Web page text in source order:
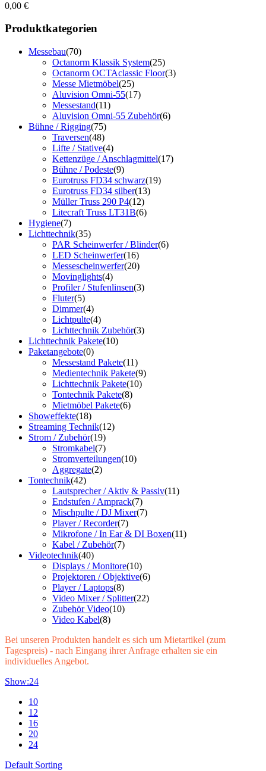
0,00 €
Produktkategorien
Messebau(70)
Octanorm Klassik System(25)
Octanorm OCTAclassic Floor(3)
Messe Mietmöbel(25)
Aluvision Omni-55(17)
Messestand(11)
Aluvision Omni-55 Zubehör(6)
Bühne / Rigging(75)
Traversen(48)
Lifte / Stative(4)
Kettenzüge / Anschlagmittel(17)
Bühne / Podeste(9)
Eurotruss FD34 schwarz(19)
Eurotruss FD34 silber(13)
Müller Truss 290 P4(12)
Litecraft Truss LT31B(6)
Hygiene(7)
Lichttechnik(35)
PAR Scheinwerfer / Blinder(6)
LED Scheinwerfer(16)
Messescheinwerfer(20)
Movinglights(4)
Profiler / Stufenlinsen(3)
Fluter(5)
Dimmer(4)
Lichtpulte(4)
Lichttechnik Zubehör(3)
Lichttechnik Pakete(10)
Paketangebote(0)
Messestand Pakete(11)
Medientechnik Pakete(9)
Lichttechnik Pakete(10)
Tontechnik Pakete(8)
Mietmöbel Pakete(6)
Showeffekte(18)
Streaming Technik(12)
Strom / Zubehör(19)
Stromkabel(7)
Stromverteilungen(10)
Aggregate(2)
Tontechnik(42)
Lautsprecher / Aktiv & Passiv(11)
Endstufen / Amprack(7)
Mischpulte / DJ Mixer(7)
Player / Recorder(7)
Mikrofone / In Ear & DI Boxen(11)
Kabel / Zubehör(7)
Videotechnik(40)
Displays / Monitore(10)
Projektoren / Objektive(6)
Player / Laptops(8)
Video Mixer / Splitter(22)
Zubehör Video(10)
Video Kabel(8)
Bei unseren Produkten handelt es sich um Mietartikel (zum
Tagespreis) - nach Eingang ihrer Anfrage erhalten sie ein
individuelles Angebot.
Show:24
10
12
16
20
24
Default Sorting